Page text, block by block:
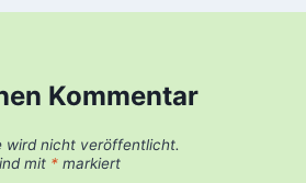
Kommentar
wird nicht veröffentlicht.
mit * markiert